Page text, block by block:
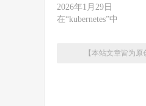
2026年1月29日
在“kubernetes”中
【本站文章皆为